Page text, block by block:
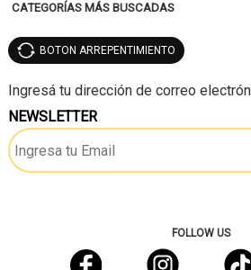
CATEGORÍAS MÁS BUSCADAS
BOTON ARREPENTIMIENTO
NEWSLETTER
FOLLOW US